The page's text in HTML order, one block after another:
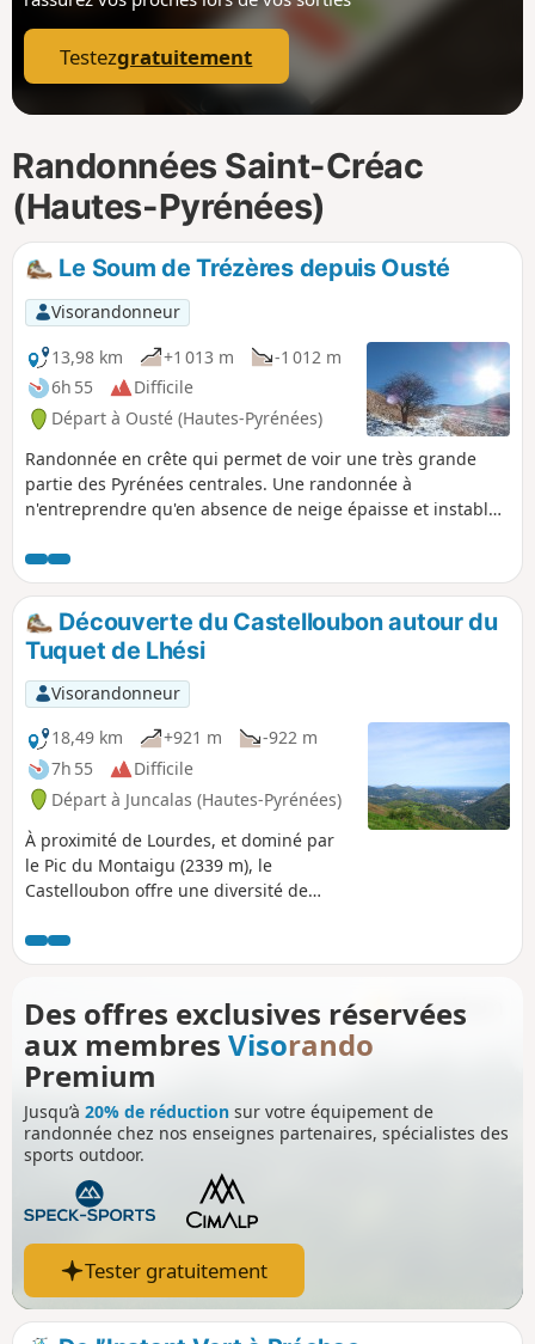
p
Testezgratuitement
Randonnées Saint-Créac
(Hautes-Pyrénées)
Le Soum de Trézères depuis Ousté
Visorandonneur
13,98 km
+1 013 m
-1 012 m
6h 55
Difficile
Départ à Ousté (Hautes-Pyrénées)
Randonnée en crête qui permet de voir une très grande
partie des Pyrénées centrales. Une randonnée à
n'entreprendre qu'en absence de neige épaisse et instable.
l'orientation.
Découverte du Castelloubon autour du
Tuquet de Lhési
Visorandonneur
18,49 km
+921 m
-922 m
7h 55
Difficile
Départ à Juncalas (Hautes-Pyrénées)
À proximité de Lourdes, et dominé par
le Pic du Montaigu (2339 m), le
Castelloubon offre une diversité de
au neuf itinéraires de randonnées, plus
ou moins longs. Cette boucle, à partir de
ces itinéraires afin de découvrir la partie
Est de ce pays haut-pyrénéen avec
forêts, pâturages et crêtes. On peut,
ainsi, admirer la haute chaîne, le
piémont et la plaine. Elle permet de
gravir le Soum de Trées et le Tuquet de
Lhési et, aussi, de visiter les villages de
Gazost, Ourdon, Lias et Ousté.
Des offres exclusives réservées
aux membres Visorando
Premium
Jusqu’à 20% de réduction sur votre équipement de
randonnée chez nos enseignes partenaires, spécialistes des
sports outdoor.
Tester gratuitement